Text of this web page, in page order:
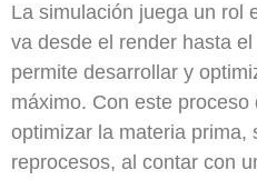
La simulación juega un rol
va desde el render hasta
permite desarrollar y
máximo. Con este
optimizar la materia prima,
reprocesos, al contar con